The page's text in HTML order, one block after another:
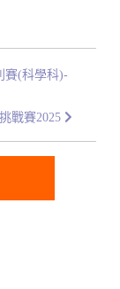
賽(科學科)-
戰賽2025